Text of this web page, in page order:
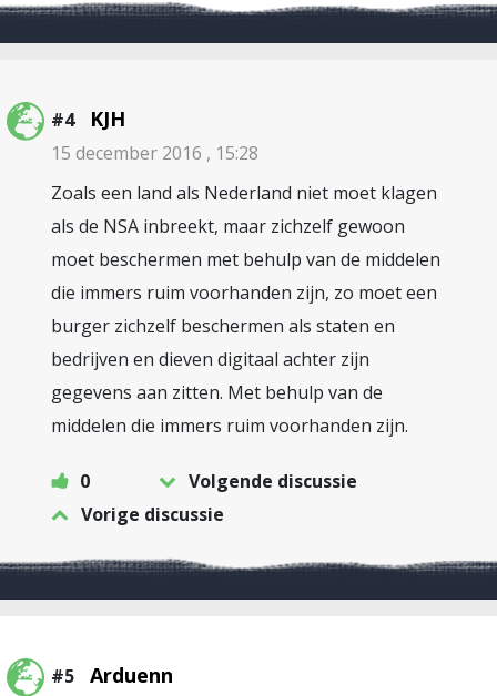
#4 KJH
15 december 2016 , 15:28
Zoals een land als Nederland niet moet klagen
als de NSA inbreekt, maar zichzelf gewoon
moet beschermen met behulp van de middelen
die immers ruim voorhanden zijn, zo moet een
burger zichzelf beschermen als staten en
bedrijven en dieven digitaal achter zijn
gegevens aan zitten. Met behulp van de
middelen die immers ruim voorhanden zijn.
0
Volgende discussie
Vorige discussie
#5 Arduenn